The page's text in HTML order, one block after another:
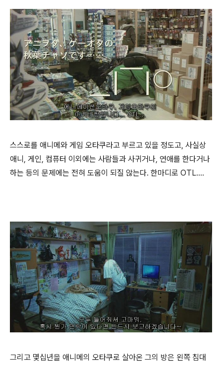
스스로를 애니메와 게임 오타쿠라고 부르고 있을 정도고, 사실상
애니, 게인, 컴퓨터 이외에는 사람들과 사귀거나, 연애를 한다거나
하는 등의 문제에는 전혀 도움이 되질 않는다. 한마디로 OTL....
그리고 몇십년을 애니메의 오타쿠로 살아온 그의 방은 왼쪽 침대